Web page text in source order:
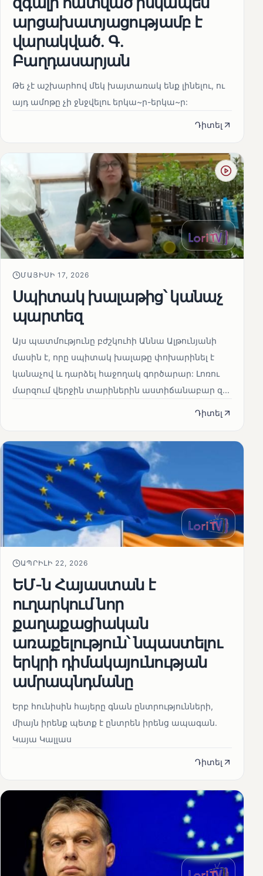
արցախատյացությամբ է
վարակված․ Գ․
Բաղդասարյան
Թե չէ աշխարհով մեկ խայտառակ ենք լինելու, ու
այդ ամոթը չի ջնջվելու երկա~ր-երկա~ր:
Դիտել
ՄԱՅԻՍԻ 17, 2026
Սպիտակ խալաթից՝ կանաչ
պարտեզ
Այս պատմությունը բժշկուհի Աննա Ալթունյանի
մասին է, որը սպիտակ խալաթը փոխարինել է
կանաչով և դարձել հաջողակ գործարար: Լոռու
մարզում վերջին տարիներին աստիճանաբար զ...
Դիտել
ԱՊՐԻԼԻ 22, 2026
ԵՄ-ն Հայաստան է
ուղարկում նոր
քաղաքացիական
առաքելություն՝ նպաստելու
երկրի դիմակայունության
ամրապնդմանը
Երբ հունիսին հայերը գնան ընտրությունների,
միայն իրենք պետք է ընտրեն իրենց ապագան.
Կայա Կալլաս
Դիտել